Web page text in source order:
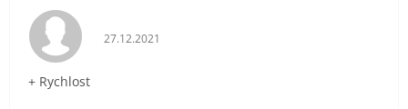
Hodnocení obchodu je 5 z 5 hvězdiček.
27.12.2021
+ Rychlost